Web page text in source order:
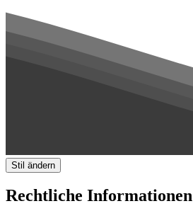
Stil ändern
Rechtliche Informationen